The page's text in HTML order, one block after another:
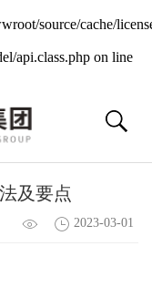
source/cache/
api.class.php on line
及要点
2023-03-01